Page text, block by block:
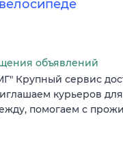
объявлений
Крупный сервис
курьеров
помогаем с